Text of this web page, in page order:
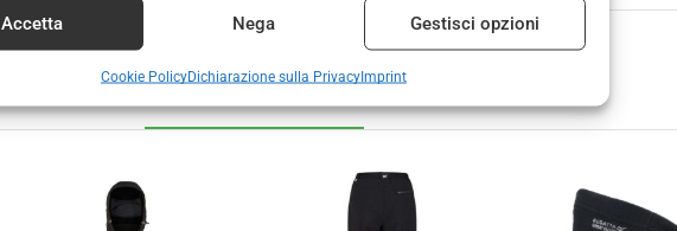
Accetta Nega Gestisci opzioni
Cookie PolicyDichiarazione sulla PrivacyImprint
Prodotti correlati